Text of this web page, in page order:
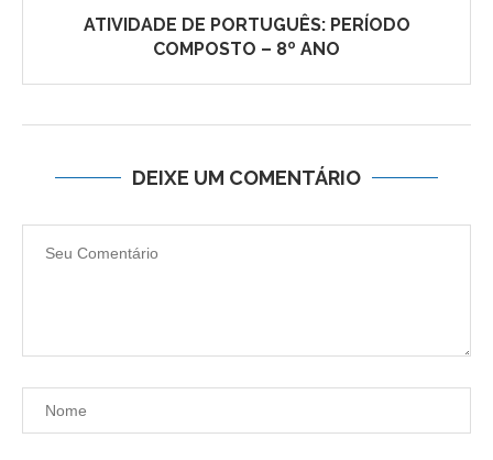
ATIVIDADE DE PORTUGUÊS: PERÍODO
COMPOSTO – 8º ANO
DEIXE UM COMENTÁRIO